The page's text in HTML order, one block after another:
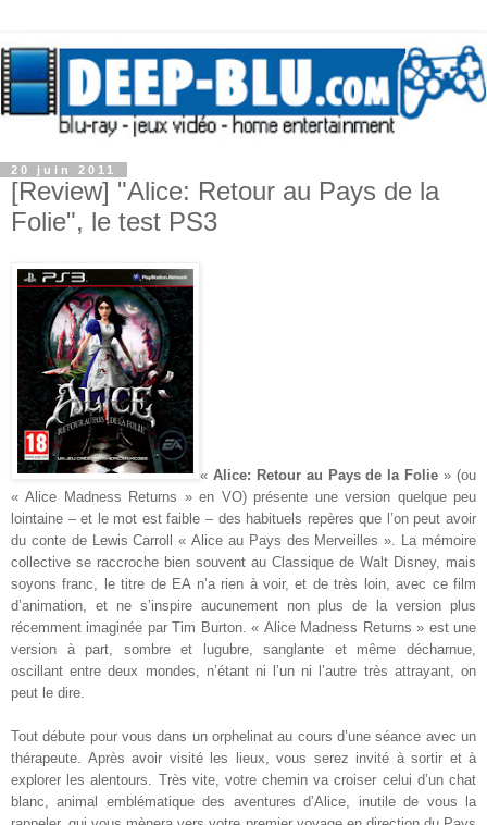
20 juin 2011
[Review] "Alice: Retour au Pays de la
Folie", le test PS3
« Alice: Retour au Pays de la Folie » (ou
« Alice Madness Returns » en VO) présente une version quelque peu
lointaine – et le mot est faible – des habituels repères que l’on peut avoir
du conte de Lewis Carroll « Alice au Pays des Merveilles ». La mémoire
collective se raccroche bien souvent au Classique de Walt Disney, mais
soyons franc, le titre de EA n’a rien à voir, et de très loin, avec ce film
d’animation, et ne s’inspire aucunement non plus de la version plus
récemment imaginée par Tim Burton. « Alice Madness Returns » est une
version à part, sombre et lugubre, sanglante et même décharnue,
oscillant entre deux mondes, n’étant ni l’un ni l’autre très attrayant, on
peut le dire.
Tout débute pour vous dans un orphelinat au cours d’une séance avec un
thérapeute. Après avoir visité les lieux, vous serez invité à sortir et à
explorer les alentours. Très vite, votre chemin va croiser celui d’un chat
blanc, animal emblématique des aventures d’Alice, inutile de vous la